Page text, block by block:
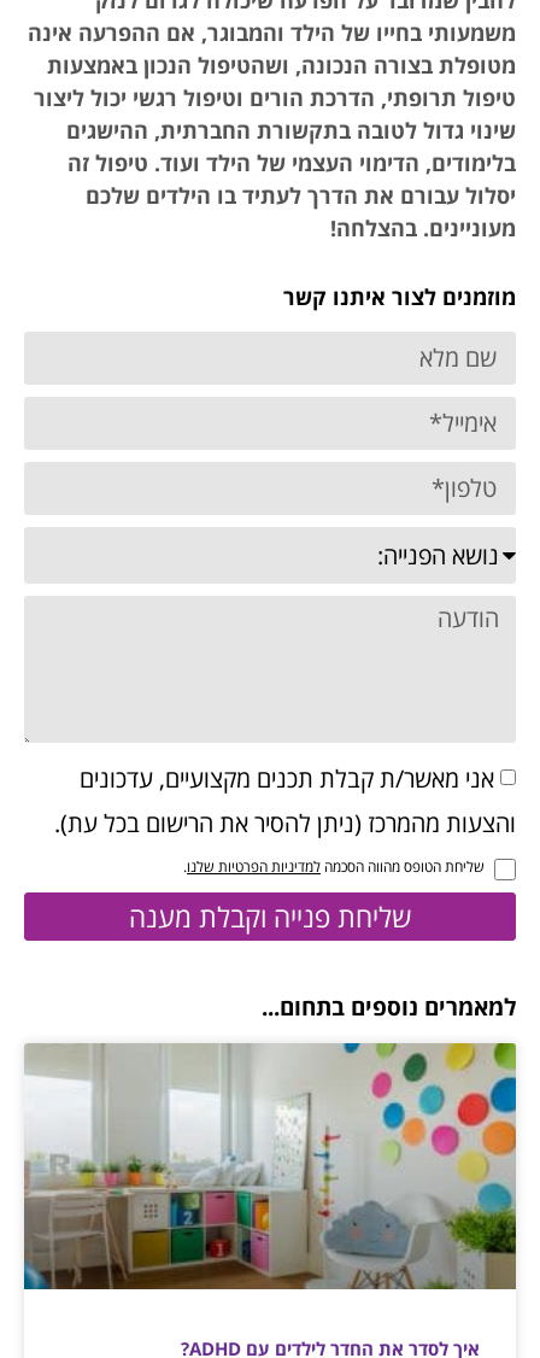
משמעותי בחייו של הילד והמבוגר, אם ההפרעה אינה
מטופלת בצורה הנכונה, ושהטיפול הנכון באמצעות
טיפול תרופתי, הדרכת הורים וטיפול רגשי יכול ליצור
שינוי גדול לטובה בתקשורת החברתית, ההישגים
בלימודים, הדימוי העצמי של הילד ועוד. טיפול זה
יסלול עבורם את הדרך לעתיד בו הילדים שלכם
מעוניינים. בהצלחה!
מוזמנים לצור איתנו קשר
אני מאשר/ת קבלת תכנים מקצועיים, עדכונים
והצעות מהמרכז (ניתן להסיר את הרישום בכל עת).
שליחת הטופס מהווה הסכמה למדיניות הפרטיות שלנו.
שליחת פנייה וקבלת מענה
למאמרים נוספים בתחום...
איך לסדר את החדר לילדים עם ADHD?